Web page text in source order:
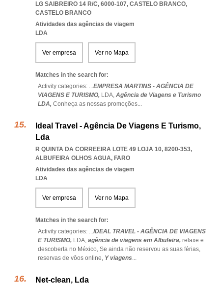
LG SAIBREIRO 14 R/C, 6000-107, CASTELO BRANCO,
CASTELO BRANCO
Atividades das agências de viagem
LDA
Ver empresa Ver no Mapa
Matches in the search for:
Activity categories: ...EMPRESA MARTINS - AGÊNCIA DE
VIAGENS E TURISMO, LDA, Agência de Viagens e Turismo
LDA, Conheça as nossas promoções...
Ideal Travel - Agência De Viagens E Turismo,
Lda
R QUINTA DA CORREEIRA LOTE 49 LOJA 10, 8200-353,
ALBUFEIRA OLHOS AGUA, FARO
Atividades das agências de viagem
LDA
Ver empresa Ver no Mapa
Matches in the search for:
Activity categories: ...IDEAL TRAVEL - AGÊNCIA DE VIAGENS
E TURISMO, LDA, agência de viagens em Albufeira, relaxe e
descoberta no México, Se ainda não reservou as suas férias,
reservas de vôos online, Y viagens...
Net-clean, Lda